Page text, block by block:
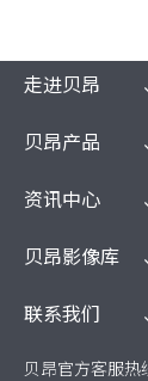
走进贝昂
贝昂产品
资讯中心
贝昂影像库
联系我们
贝昂官方客服热